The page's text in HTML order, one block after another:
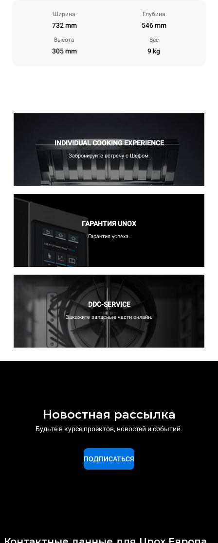
Ширина
732 mm
Глубина
546 mm
Высота
305 mm
Вес
9 kg
INDIVIDUAL COOKING EXPERIENCE
Забронируйте встречу с Шефом.
ГАРАНТИЯ UNOX
Гарантия успеха.
DDC-SERVICE
Закажите запасные части онлайн.
Новостная рассылка
Будьте в курсе проектов, новостей и событий.
ПОДПИСАТЬСЯ